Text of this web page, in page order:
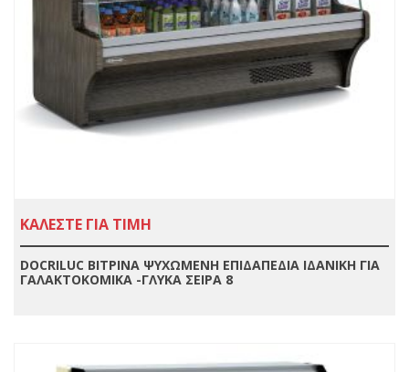
ΚΑΛΕΣΤΕ ΓΙΑ ΤΙΜΗ
DOCRILUC ΒΙΤΡΙΝΑ ΨΥΧΩΜΕΝΗ ΕΠΙΔΑΠΕΔΙΑ ΙΔΑΝΙΚΗ ΓΙΑ
ΓΑΛΑΚΤΟΚΟΜΙΚΑ -ΓΛΥΚΑ ΣΕΙΡΑ 8